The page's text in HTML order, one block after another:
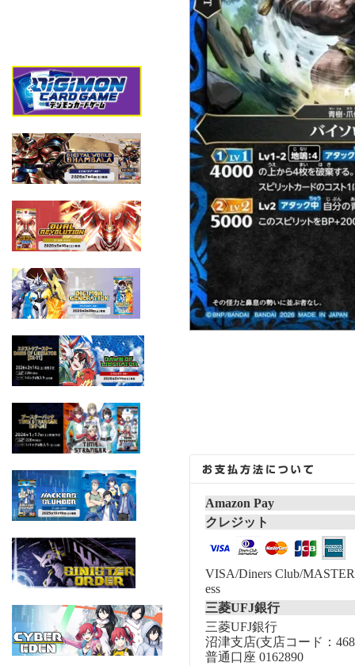
Amazon Pay
クレジット
VISA/Diners Club/
ess
三菱UFJ銀行
三菱UFJ銀行
沼津支店(支店コード：
普通口座 0162890